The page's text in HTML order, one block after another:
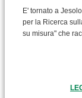
E' tornato a
per la Ricerca
su misura" che